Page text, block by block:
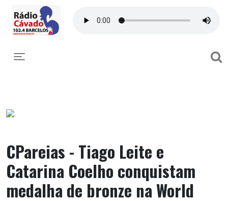
Toggle navigation
CPareias - Tiago Leite e
Catarina Coelho conquistam
medalha de bronze na World